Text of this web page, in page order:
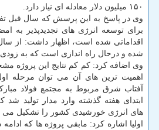
۱۵۰ میلیون دلار معادله ای نیاز دارد.
وی در پاسخ به این پرسش که سال قبل
برای توسعه انرژی های تجدیدپذیر به
اقداماتی شده است، اظهار داشت: از
شده و درحال راه اندازی است که به زودی
وی اضافه کرد: کم کم نتایج این پروژه
آفتاب شرق مربوط به مجتمع فولاد
ابتدای هفته گذشته وارد مدار تولید
های انرژی خورشیدی کشور را تشکیل می
اولیا اشاره کرد: مابقی پروژه ها که